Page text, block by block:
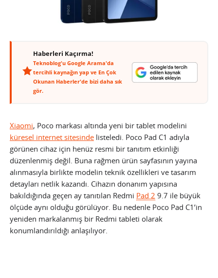
Haberleri Kaçırma!
Teknoblog'u Google Arama'da
tercihli kaynağın yap ve En Çok
Okunan Haberler'de bizi daha sık
gör.
Xiaomi, Poco markası altında yeni bir tablet modelini
küresel internet sitesinde listeledi. Poco Pad C1 adıyla
görünen cihaz için henüz resmi bir tanıtım etkinliği
düzenlenmiş değil. Buna rağmen ürün sayfasının yayına
alınmasıyla birlikte modelin teknik özellikleri ve tasarım
detayları netlik kazandı. Cihazın donanım yapısına
bakıldığında geçen ay tanıtılan Redmi Pad 2 9.7 ile büyük
ölçüde aynı olduğu görülüyor. Bu nedenle Poco Pad C1’in
yeniden markalanmış bir Redmi tableti olarak
konumlandırıldığı anlaşılıyor.